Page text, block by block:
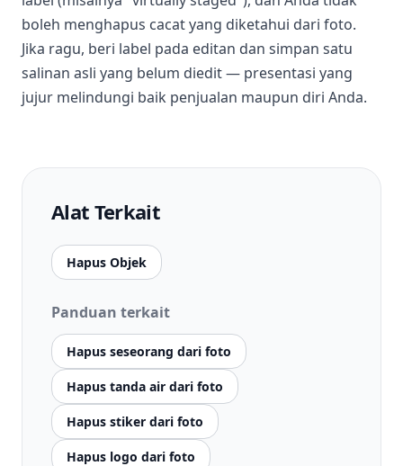
boleh menghapus cacat yang diketahui dari foto.
Jika ragu, beri label pada editan dan simpan satu
salinan asli yang belum diedit — presentasi yang
jujur melindungi baik penjualan maupun diri Anda.
Alat Terkait
Hapus Objek
Panduan terkait
Hapus seseorang dari foto
Hapus tanda air dari foto
Hapus stiker dari foto
Hapus logo dari foto